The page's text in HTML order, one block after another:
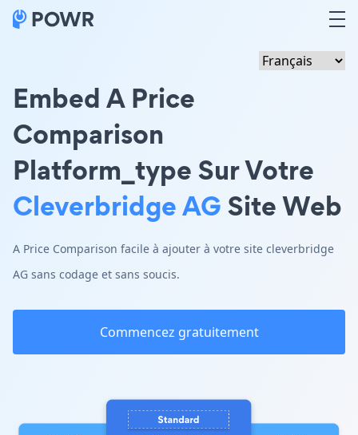
Embed A Price
Comparison
Platform_type Sur Votre
Cleverbridge AGSite Web
A Price Comparison facile à ajouter à votre site cleverbridge
AG sans codage et sans soucis.
Commencez gratuitement